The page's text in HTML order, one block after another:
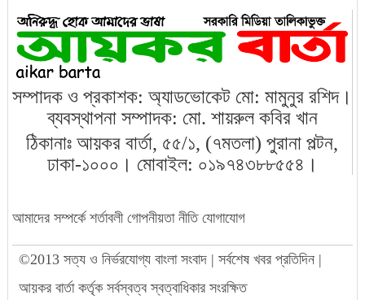
ত্রয়োদশ জাতীয় সংসদের প্রথম বাজেট
অধিবেশন শুরু
মৃত্যুদণ্ড
বরিশালে ৬ শতাধিক গাছের চারা রোপণ
ডেঙ্গু প্রতিরোধে মোবাইল কোর্ট পরিচালনা করা
হবে: স্বাস্থ্য মন্ত্রী
সম্পাদক ও প্রকাশক: অ্যাডভোকেট মো: মামুনুর রশিদ।
ব্যবস্থাপনা সম্পাদক: মো. শায়রুল কবির খান
ঠিকানাঃ আয়কর বার্তা, ৫৫/১, (৭মতলা) পুরানা পল্টন,
ঢাকা-১০০০। মোবাইল: ০১৯৭৪৩৮৮৫৫৪।
আমাদের সম্পর্কে শর্তাবলী গোপনীয়তা নীতি যোগাযোগ
©2013 সত্য ও নির্ভরযোগ্য বাংলা সংবাদ | সর্বশেষ খবর প্রতিদিন |
আয়কর বার্তা কর্তৃক সর্বস্বত্ব স্বত্বাধিকার সংরক্ষিত